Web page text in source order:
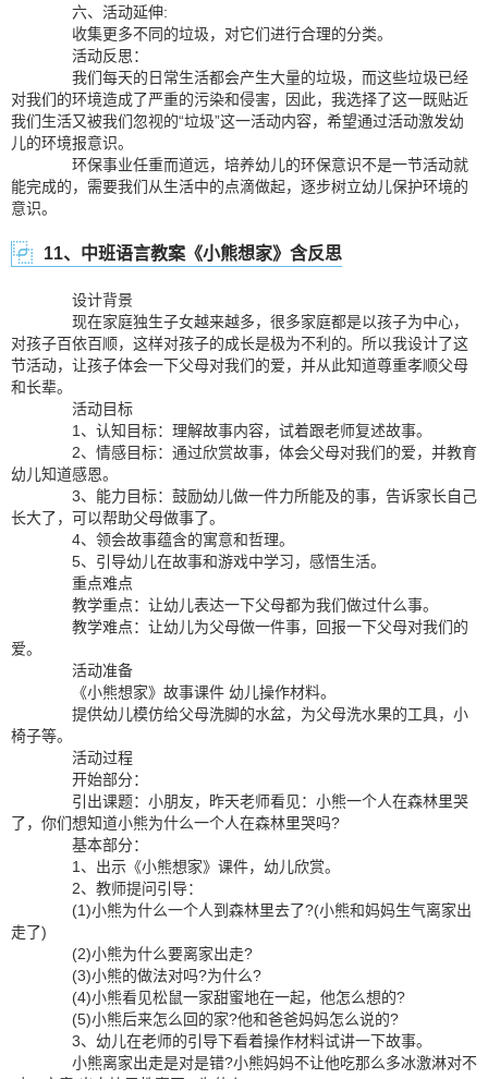
六、活动延伸:
收集更多不同的垃圾，对它们进行合理的分类。
活动反思：
我们每天的日常生活都会产生大量的垃圾，而这些垃圾已经
对我们的环境造成了严重的污染和侵害，因此，我选择了这一既贴近
我们生活又被我们忽视的“垃圾”这一活动内容，希望通过活动激发幼
儿的环境报意识。
环保事业任重而道远，培养幼儿的环保意识不是一节活动就
能完成的，需要我们从生活中的点滴做起，逐步树立幼儿保护环境的
意识。
11、中班语言教案《小熊想家》含反思
设计背景
现在家庭独生子女越来越多，很多家庭都是以孩子为中心，
对孩子百依百顺，这样对孩子的成长是极为不利的。所以我设计了这
节活动，让孩子体会一下父母对我们的爱，并从此知道尊重孝顺父母
和长辈。
活动目标
1、认知目标：理解故事内容，试着跟老师复述故事。
2、情感目标：通过欣赏故事，体会父母对我们的爱，并教育
幼儿知道感恩。
3、能力目标：鼓励幼儿做一件力所能及的事，告诉家长自己
长大了，可以帮助父母做事了。
4、领会故事蕴含的寓意和哲理。
5、引导幼儿在故事和游戏中学习，感悟生活。
重点难点
教学重点：让幼儿表达一下父母都为我们做过什么事。
教学难点：让幼儿为父母做一件事，回报一下父母对我们的
爱。
活动准备
《小熊想家》故事课件 幼儿操作材料。
提供幼儿模仿给父母洗脚的水盆，为父母洗水果的工具，小
椅子等。
活动过程
开始部分：
引出课题：小朋友，昨天老师看见：小熊一个人在森林里哭
了，你们想知道小熊为什么一个人在森林里哭吗?
基本部分：
1、出示《小熊想家》课件，幼儿欣赏。
2、教师提问引导：
(1)小熊为什么一个人到森林里去了?(小熊和妈妈生气离家出
走了)
(2)小熊为什么要离家出走?
(3)小熊的做法对吗?为什么?
(4)小熊看见松鼠一家甜蜜地在一起，他怎么想的?
(5)小熊后来怎么回的家?他和爸爸妈妈怎么说的?
3、幼儿在老师的引导下看着操作材料试讲一下故事。
小熊离家出走是对是错?小熊妈妈不让他吃那么多冰激淋对不